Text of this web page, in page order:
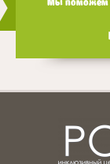
Мы поможем